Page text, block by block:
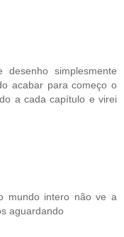
simplesmente
acabar para começo o
a cada capítulo e virei
mundo intero não ve a
aguardando